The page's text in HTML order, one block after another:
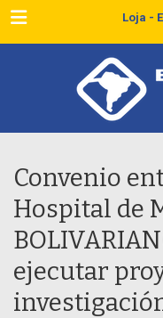
Menu Loja -
Convenio
Hospital de
ejecutar